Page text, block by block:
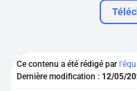
Se connecter
Ce contenu a été rédigé par
Dernière modification : 12/05/